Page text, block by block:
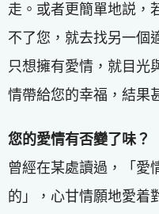
走。或者更簡單地説，
不了您，就去找另一個
只想擁有愛情，就目光
情帶給您的幸福，結果
您的愛情有否變了味？
曾經在某處讀過，「愛
的」，心甘情願地愛着